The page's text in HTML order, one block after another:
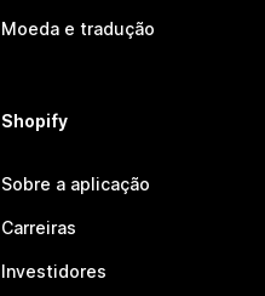
Moeda e tradução
Shopify
Sobre a aplicação
Carreiras
Investidores